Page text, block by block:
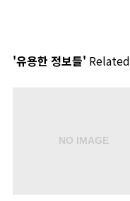
'유용한 정보들'